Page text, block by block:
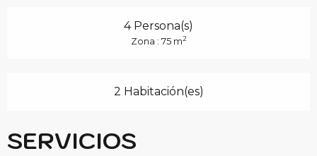
4 Persona(s)
Zona : 75 m2
2 Habitación(es)
SERVICIOS